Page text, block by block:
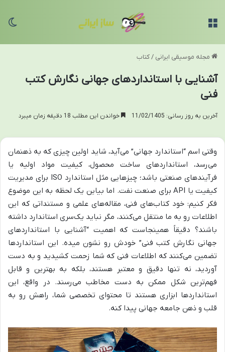
مجله موسیقی ایرانی /کتاب
آشنایی با استانداردهای جهانی نگارش کتب
فنی
آخرین به روز رسانی: 11/02/1405 خواندن این مطلب 18 دقیقه زمان میبرد
وقتی اسم “استاندارد جهانی” می‌آید، شاید اولین چیزی که به ذهنمان
می‌رسد، استانداردهای ساخت محصول، کیفیت مواد اولیه یا
فرآیندهای صنعتی باشد؛ چیزهایی مثل استاندارد ISO برای مدیریت
کیفیت یا API برای صنعت نفت. اما بیاین یک لحظه به این موضوع
فکر کنیم: خود کتاب‌های فنی، مقاله‌های علمی و مستنداتی که این
اطلاعات رو به ما منتقل می‌کنند، مگر نباید یک‌سری استاندارد داشته
باشند؟ دقیقاً همینجاست که اهمیت “آشنایی با استانداردهای
جهانی نگارش کتب فنی” خودش رو نشون میده. این استانداردها
تضمین می‌کنند که اطلاعات فنی که شما زحمت کشیدید و به دست
آوردید، نه تنها دقیق و معتبر هستند، بلکه به بهترین و قابل
فهم‌ترین شکل ممکن به دست مخاطب می‌رسند. در واقع، این
استانداردها ابزاری هستند تا محتوای تخصصی شما، راهش رو به
قلب و ذهن جامعه جهانی پیدا کنه.